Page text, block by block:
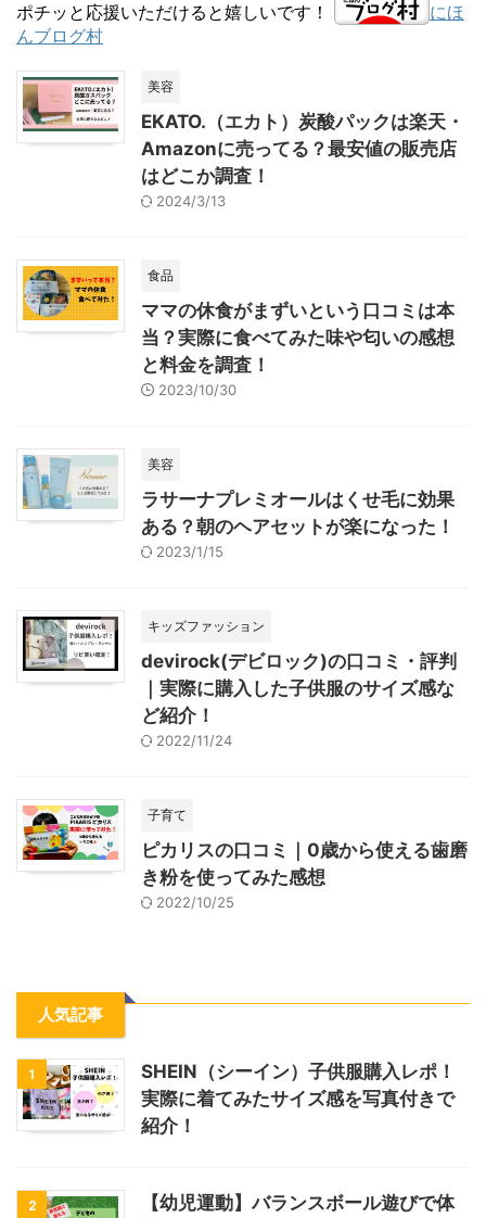
ポチッと応援いただけると嬉しいです！
にほ
んブログ村
美容
EKATO.（エカト）炭酸パックは楽天・
Amazonに売ってる？最安値の販売店
はどこか調査！
2024/3/13
食品
ママの休食がまずいという口コミは本
当？実際に食べてみた味や匂いの感想
と料金を調査！
2023/10/30
美容
ラサーナプレミオールはくせ毛に効果
ある？朝のヘアセットが楽になった！
2023/1/15
キッズファッション
devirock(デビロック)の口コミ・評判
｜実際に購入した子供服のサイズ感な
ど紹介！
2022/11/24
子育て
ピカリスの口コミ｜0歳から使える歯磨
き粉を使ってみた感想
2022/10/25
人気記事
1
SHEIN（シーイン）子供服購入レポ！
実際に着てみたサイズ感を写真付きで
紹介！
2
【幼児運動】バランスボール遊びで体